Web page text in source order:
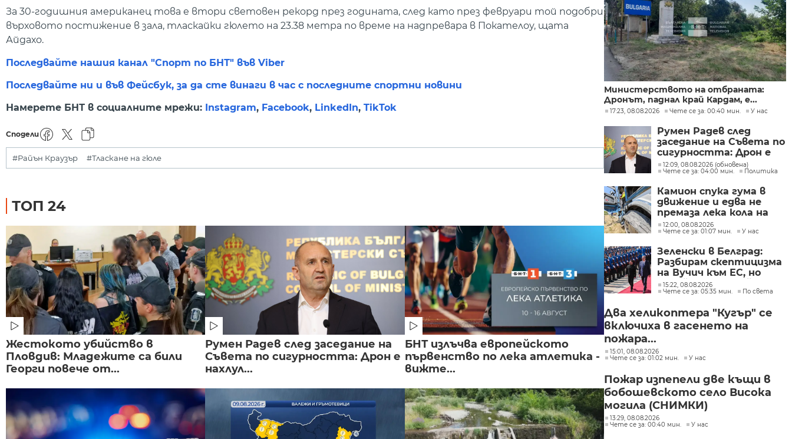
За 30-годишния американец това е втори световен рекорд през годината, след като през февруари той подобри
върховото постижение в зала, тласкайки гюлето на 23.38 метра по време на надпревара в Покателоу, щата
Айдахо.
Последвайте нашия канал "Спорт по БНТ" във Viber
Последвайте ни и във Фейсбук, за да сте винаги в час с последните спортни новини
Намерете БНТ в социалните мрежи: Instagram, Facebook, LinkedIn, TikTok
Сподели
#Райън Краузър #Тласкане на гюле
ТОП 24
Жестокото убийство в
Пловдив: Младежите са били
Георги повече от...
Румен Радев след заседание на
Съвета по сигурността: Дрон е
нахлул...
БНТ излъчва европейското
първенство по лека атлетика -
вижте...
Министерството на отбраната:
Дронът, паднал край Кардам, е...
17:23, 08.08.2026 Чете се за: 00:40 мин. У нас
Румен Радев след
заседание на Съвета по
сигурността: Дрон е
нахлул в българското
въздушно
12:09, 08.08.2026 (обновена)
Чете се за: 04:00 мин.
Политика
Камион спука гума в
движение и едва не
премаза лека кола на
Подбалканския път
(СНИМКИ)
12:00, 08.08.2026
Чете се за: 01:07 мин.
У нас
Зеленски в Белград:
Разбирам скептицизма
на Вучич към ЕС, но
Украйна е във война и
няма време за
15:22, 08.08.2026
Чете се за: 05:35 мин.
По света
Два хеликоптера "Кугър" се
включиха в гасенето на
пожара...
15:01, 08.08.2026
Чете се за: 01:02 мин.
У нас
Пожар изпепели две къщи в
бобошевското село Висока
могила (СНИМКИ)
13:29, 08.08.2026
Чете се за: 00:40 мин.
У нас